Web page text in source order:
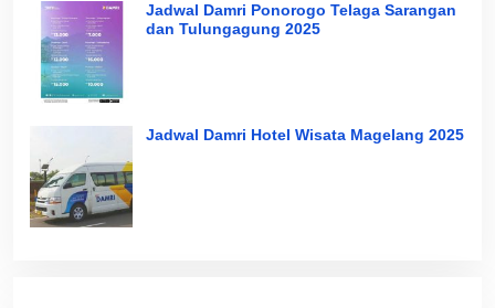
Jadwal Damri Ponorogo Telaga Sarangan
dan Tulungagung 2025
Jadwal Damri Hotel Wisata Magelang 2025